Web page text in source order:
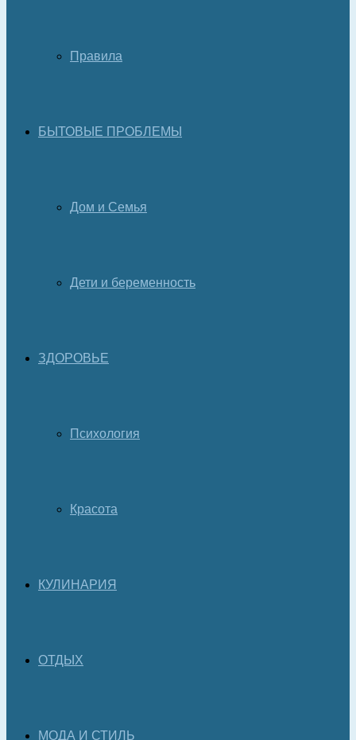
Правила
БЫТОВЫЕ ПРОБЛЕМЫ
Дом и Семья
Дети и беременность
ЗДОРОВЬЕ
Психология
Красота
КУЛИНАРИЯ
ОТДЫХ
МОДА И СТИЛЬ